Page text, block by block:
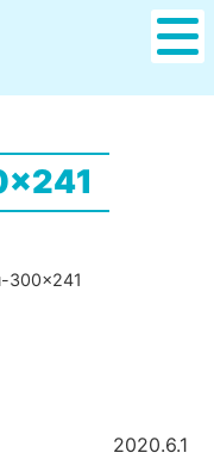
300x241
2020.6.1